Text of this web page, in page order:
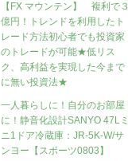
【FX マウンテン】 複利で３
億円！トレンドを利用したト
レード方法初心者でも投資家
のトレードが可能★低リス
ク、高利益を実現した今まで
に無い投資法★
一人暮らしに！自分のお部屋
に！静音化設計SANYO 47Lミ
ニ1ドア冷蔵庫：JR-5K-W/サ
ンヨー【スポーツ0803】